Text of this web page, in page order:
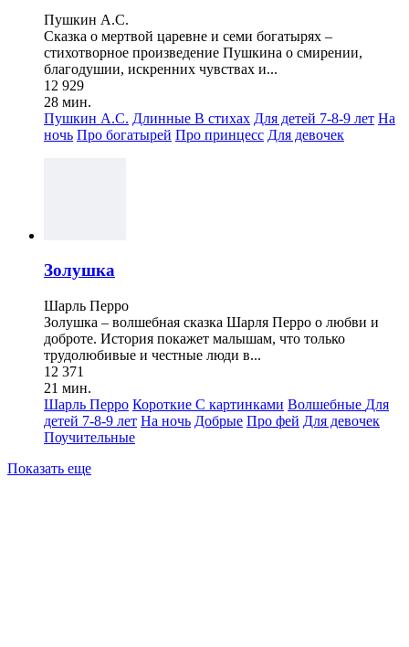
Пушкин А.С.
Сказка о мертвой царевне и семи богатырях –
стихотворное произведение Пушкина о смирении,
благодушии, искренних чувствах и...
12 929
28 мин.
Пушкин А.С. Длинные В стихах Для детей 7-8-9 лет На
ночь Про богатырей Про принцесс Для девочек
Золушка
Шарль Перро
Золушка – волшебная сказка Шарля Перро о любви и
доброте. История покажет малышам, что только
трудолюбивые и честные люди в...
12 371
21 мин.
Шарль Перро Короткие С картинками Волшебные Для
детей 7-8-9 лет На ночь Добрые Про фей Для девочек
Поучительные
Показать еще